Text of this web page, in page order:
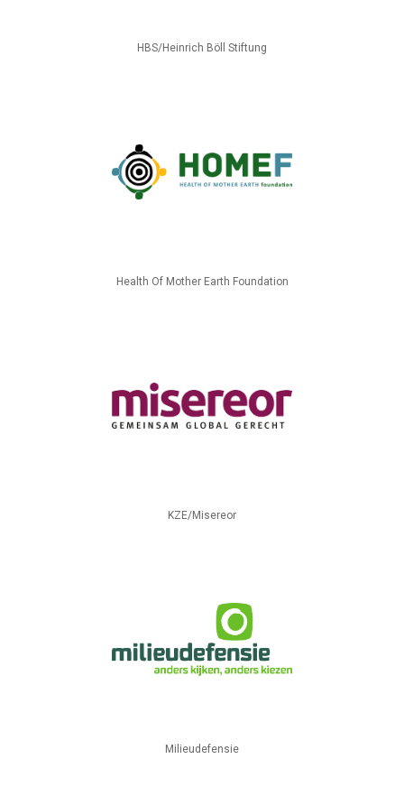
HBS/Heinrich Böll Stiftung
Health Of Mother Earth Foundation
KZE/Misereor
Milieudefensie